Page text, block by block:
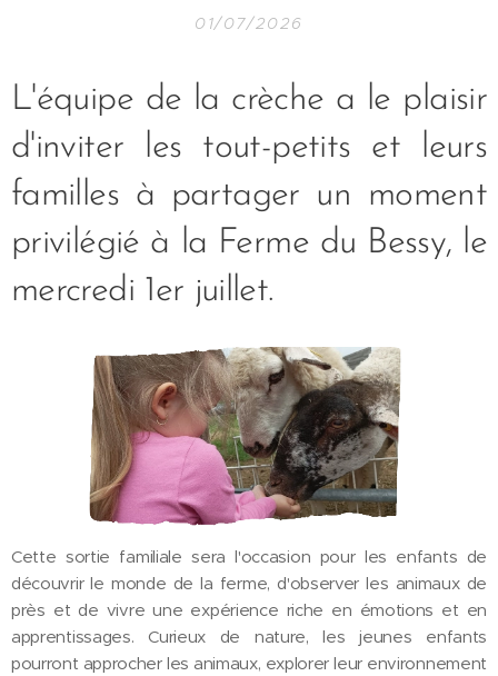
01/07/2026
L'équipe de la crèche a le plaisir
d'inviter les tout-petits et leurs
familles à partager un moment
privilégié à la Ferme du Bessy, le
mercredi 1er juillet.
Cette sortie familiale sera l'occasion pour les enfants de
découvrir le monde de la ferme, d'observer les animaux de
près et de vivre une expérience riche en émotions et en
apprentissages. Curieux de nature, les jeunes enfants
pourront approcher les animaux, explorer leur environnement